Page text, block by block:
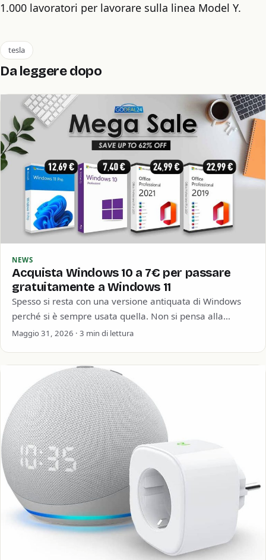
1.000 lavoratori per lavorare sulla linea Model Y.
tesla
Da leggere dopo
NEWS
Acquista Windows 10 a 7€ per passare
gratuitamente a Windows 11
Spesso si resta con una versione antiquata di Windows
perché si è sempre usata quella. Non si pensa alla
sicurezza informatica o…
Maggio 31, 2026 · 3 min di lettura